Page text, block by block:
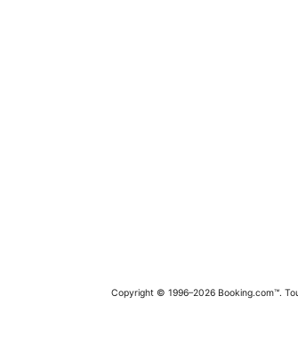
Copyright © 1996–2026 Booking.com™.